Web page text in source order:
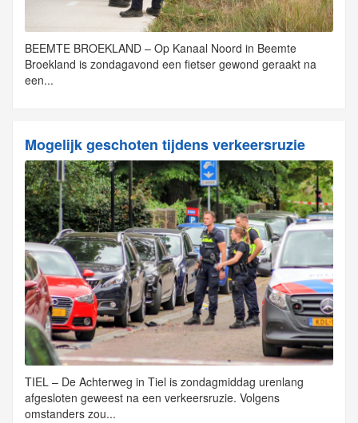
BEEMTE BROEKLAND – Op Kanaal Noord in Beemte
Broekland is zondagavond een fietser gewond geraakt na
een...
Mogelijk geschoten tijdens verkeersruzie
TIEL – De Achterweg in Tiel is zondagmiddag urenlang
afgesloten geweest na een verkeersruzie. Volgens
omstanders zou...